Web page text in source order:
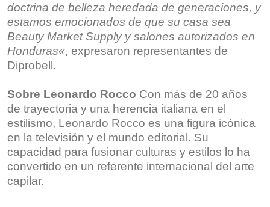
doctrina de belleza heredada de generaciones, y
estamos emocionados de que su casa sea
Beauty Market Supplyy salones autorizados en
Honduras«, expresaron representantes de
Diprobell.
Sobre Leonardo Rocco Con más de 20 años
de trayectoria y una herencia italiana en el
estilismo, Leonardo Rocco es una figura icónica
en la televisión y el mundo editorial. Su
capacidad para fusionar culturas y estilos lo ha
convertido en un referente internacional del arte
capilar.